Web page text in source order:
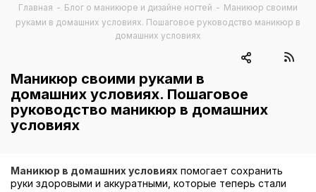
Главная - Блог о маникюре и дизайне ногтей - Маникюр своими
руками в домашних условиях. Пошаговое руководство маникюр в
домашних условиях
Маникюр своими руками в
домашних условиях. Пошаговое
руководство маникюр в домашних
условиях
Маникюр в домашних условиях помогает сохранить
руки здоровыми и аккуратными, которые теперь стали